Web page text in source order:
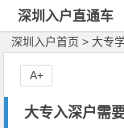
深圳入户直通车
深圳入户首页 > 大专
大专入深户需
A+